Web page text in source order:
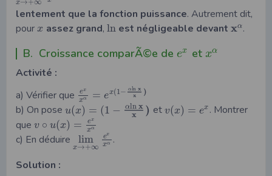
x→+∞
lentement que la fonction puissance. Autrement dit,
pour x assez grand, ln est négligeable devant xα .
B. Croissance comparÃ©e de ex et xα
Activité :
a) Vérifier que
ex
xα = ex(1− αln x
x
)
b) On pose u(x) = (1 − αln x
x
) et v(x) = ex . Montrer
que v ∘ u(x) = ex
xα
c) En déduire lim
x→+∞
ex
xα
.
Solution :